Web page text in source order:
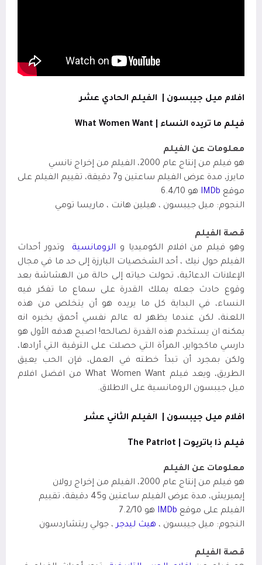
افلام ميل جيبسون | الفيلم الحادي عشر
فيلم ما تريده النساء What Women Want
معلومات عن الفيلم
هو فيلم من إنتاج عام 2000، الفيلم من إخراج نانسي
مايرز، مدة عرض الفيلم ساعتين
و7 دقيقة، تقييم الفيلم على
موقع IMDb هو 6.4/10
النجوم: ميل جيبسون ، هيلين هانت ، ماريسا تومي
قصة الفيلم
وهو فيلم من افلام الكوميديا و الرومانسية
وتدور أحداث
الفيلم حول نيك ، أحد الشخصيات البارزة إلى حد ما في مجال
الإعلانات الدعائية، تحولت حياته إلى حالة من الهشاشة بعد
وقوع حادث جعله يملك القدرة على سماع ما تفكر فيه
النساء، في البداية كل ما يريده هو أن يتخلص من هذه
اللعنة، لكن عندما يظهر له عالم نفسي أحمق يخبره انه
يمكنه ان يستخدم هذه القدرة لصالحه! اصبح هدفه الأول هو
دارسي ماكجواير، المرأة التي حصلت على الترقية التي أرادها،
ولكن بمجرد أن تبدأ خطته في العمل، فإن الحب يعيق
الطريق، ويعد فيلم What Women Want من افضل افلام
ميل جيبسون الرومانسية على الاطلاق.
افلام ميل جيبسون | الفيلم الثاني عشر
فيلم ذا باتريوت | The Patriot
معلومات عن الفيلم
هو فيلم من إنتاج عام 2000، الفيلم من إخراج رولان
إيميريش، مدة عرض الفيلم ساعتين
و45 دقيقة، تقييم
الفيلم على موقع IMDb هو 7.2/10
النجوم: ميل جيبسون ، هيث ليدجر، جولي ريتشاردسون
قصة الفيلم